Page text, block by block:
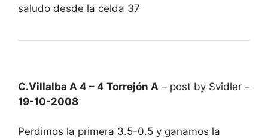
saludo desde la celda 37
C.Villalba A 4 – 4 Torrejón A – post by Svidler –
19-10-2008
Perdimos la primera 3.5-0.5 y ganamos la